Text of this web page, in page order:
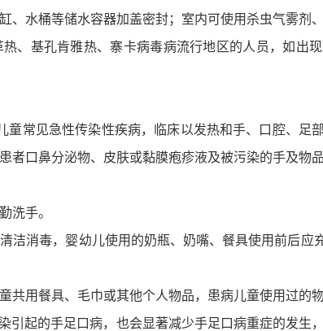
、水桶等储水容器加盖密封；室内可使用杀虫气雾剂
热、基孔肯雅热、寨卡病毒病流行地区的人员，如出
童常见急性传染性疾病，临床以发热和手、口腔、足
者口鼻分泌物、皮肤或黏膜疱疹液及被污染的手及物品
洗手。
洁消毒，婴幼儿使用的奶瓶、奶嘴、餐具使用前后
共用餐具、毛巾或其他个人物品，患病儿童使用过的
引起的手足口病，也会显著减少手足口病重症的发